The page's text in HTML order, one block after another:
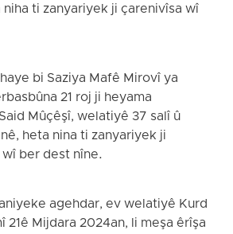
ti zanyariyek ji çarenivîsa wî
bi Saziya Mafê Mirovî ya
21 roj ji heyama
Mûçêşî, welatiyê 37 salî û
heta nina ti zanyariyek ji
ber dest nîne.
agehdar, ev welatiyê Kurd
21ê Mijdara 2024an, li meşa êrîşa